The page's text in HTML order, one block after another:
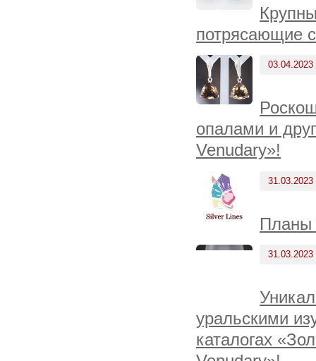
потрясающие
03.04.2023
опалами и
Venudary»!
31.03.2023
Планы
31.03.2023
уральскими
каталогах